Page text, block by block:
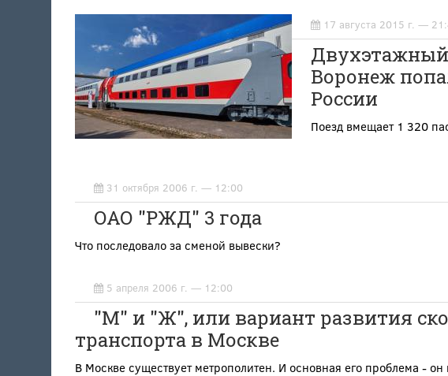
17 августа 2015 г. —
Воронеж
России
Поезд вмещает 1 320
31 октября 2006 г. — 12:00
ОАО "РЖД" 3 года
Что последовало за сменой вывески?
5 апреля 2006 г. — 12:00
"М" и "Ж", или вариант развития
транспорта в Москве
В Москве существует метрополитен. И основная его проблема -